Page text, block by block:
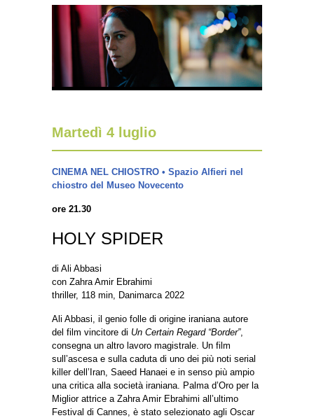
Martedì 4 luglio
CINEMA NEL CHIOSTRO • Spazio Alfieri nel
chiostro del Museo Novecento
ore 21.30
HOLY SPIDER
di Ali Abbasi
con Zahra Amir Ebrahimi
thriller, 118 min, Danimarca 2022
Ali Abbasi, il genio folle di origine iraniana autore
del film vincitore di Un Certain Regard “Border”,
consegna un altro lavoro magistrale. Un film
sull’ascesa e sulla caduta di uno dei più noti serial
killer dell’Iran, Saeed Hanaei e in senso più ampio
una critica alla società iraniana. Palma d’Oro per la
Miglior attrice a Zahra Amir Ebrahimi all’ultimo
Festival di Cannes, è stato selezionato agli Oscar